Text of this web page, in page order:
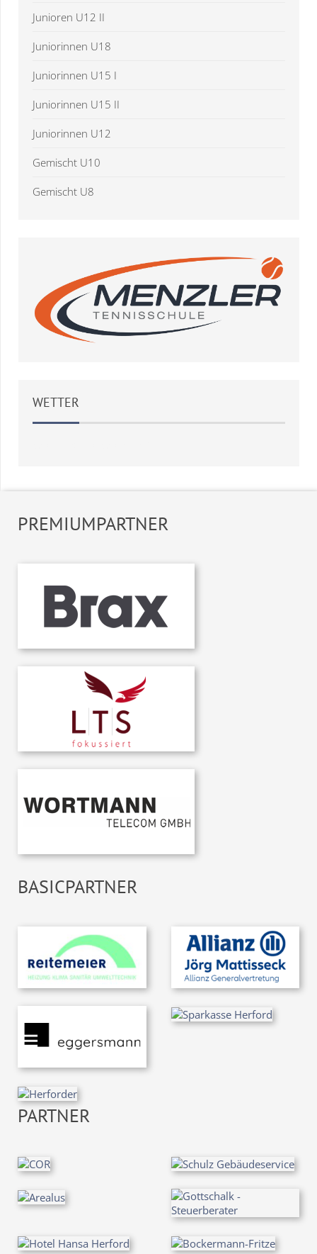
Junioren U12 II
Juniorinnen U18
Juniorinnen U15 I
Juniorinnen U15 II
Juniorinnen U12
Gemischt U10
Gemischt U8
WETTER
PREMIUMPARTNER
BASICPARTNER
PARTNER